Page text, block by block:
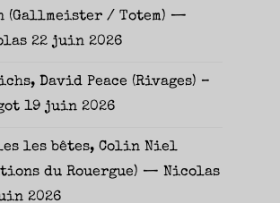
(Gallmeister / Totem) —
22 juin 2026
David Peace (Rivages) –
19 juin 2026
les bêtes, Colin Niel
du Rouergue) — Nicolas
2026